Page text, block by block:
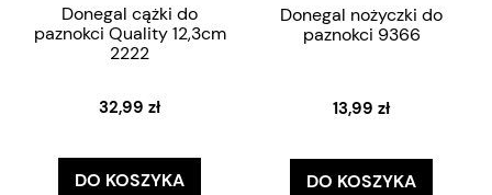
Donegal cążki do
paznokci Quality 12,3cm
2222
32,99 zł
DO KOSZYKA
Donegal nożyczki do
paznokci 9366
13,99 zł
DO KOSZYKA